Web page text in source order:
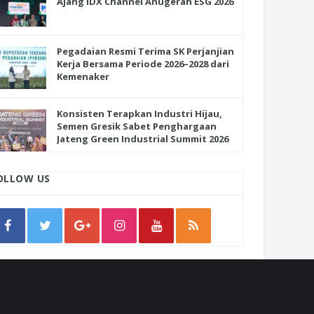
Pegadaian Resmi Terima SK Perjanjian
Kerja Bersama Periode 2026–2028 dari
Kemenaker
Konsisten Terapkan Industri Hijau,
Semen Gresik Sabet Penghargaan
Jateng Green Industrial Summit 2026
US